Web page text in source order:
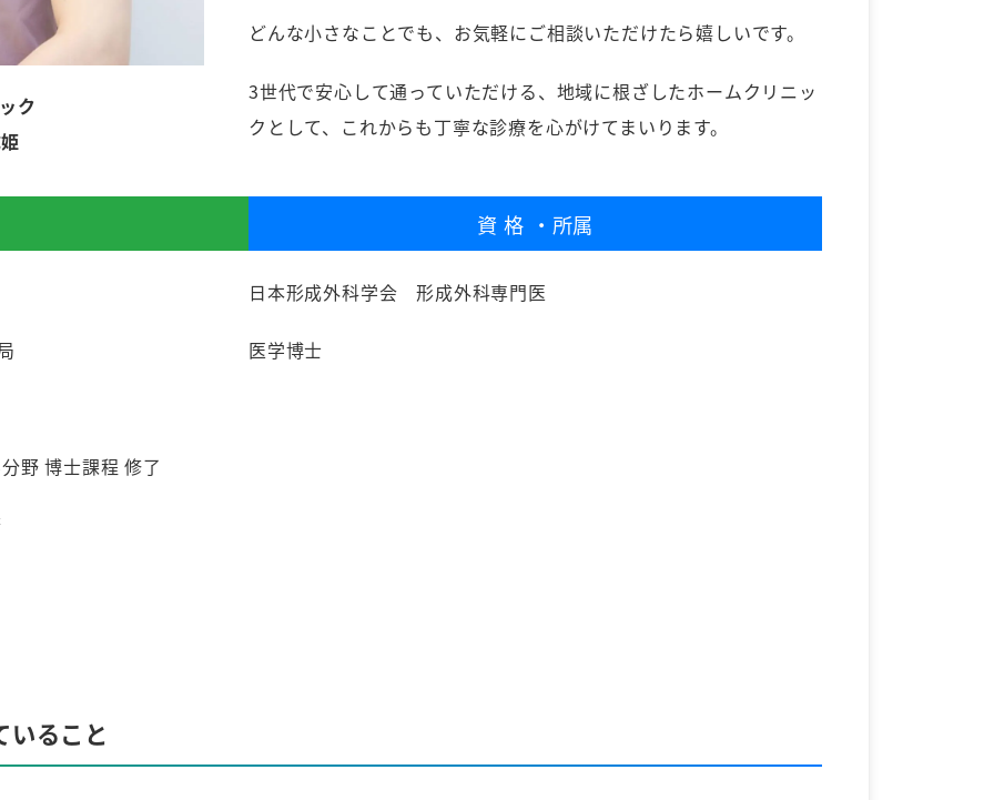
ク
どんな小さなことでも、お気軽にご相談いただけたら嬉しいです。
3世代で安心して通っていただける、地域に根ざしたホームクリニッ
クとして、これからも丁寧な診療を心がけてまいります。
野 博士課程 修了
資格 ・所属
日本形成外科学会 形成外科専門医
医学博士
いること